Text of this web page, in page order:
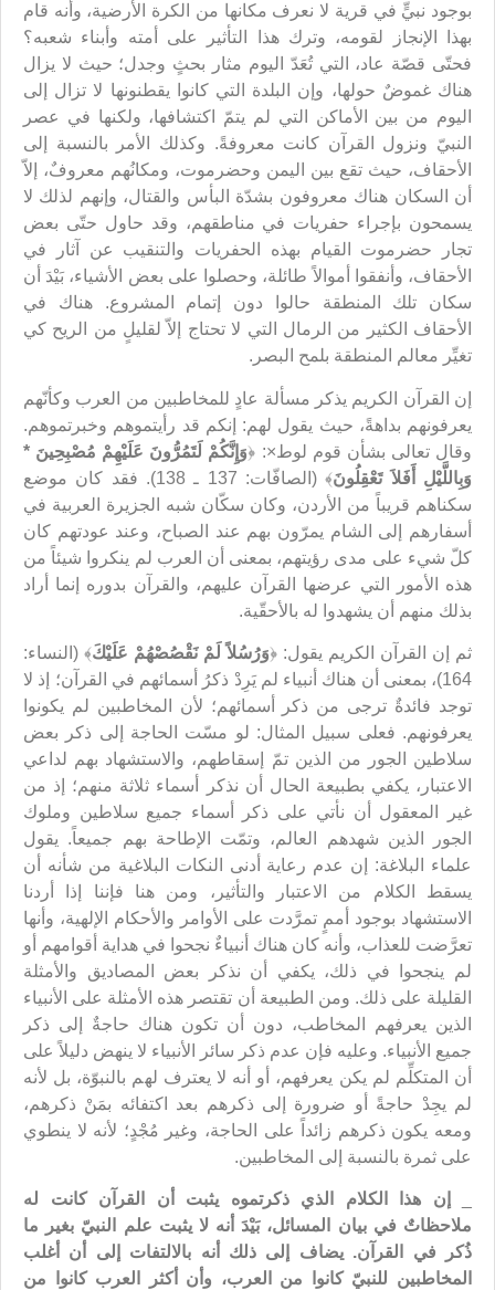
بوجود نبيٍّ في قرية لا نعرف مكانها من الكرة الأرضية، وأنه قام
بهذا الإنجاز لقومه، وترك هذا التأثير على أمته وأبناء شعبه؟
فحتّى قصّة عاد، التي تُعَدّ اليوم مثار بحثٍ وجدل؛ حيث لا يزال
هناك غموضٌ حولها، وإن البلدة التي كانوا يقطنونها لا تزال إلى
اليوم من بين الأماكن التي لم يتمّ اكتشافها، ولكنها في عصر
النبيّ ونزول القرآن كانت معروفةً. وكذلك الأمر بالنسبة إلى
الأحقاف، حيث تقع بين اليمن وحضرموت، ومكانُهم معروفٌ، إلاّ
أن السكان هناك معروفون بشدّة البأس والقتال، وإنهم لذلك لا
يسمحون بإجراء حفريات في مناطقهم، وقد حاول حتّى بعض
تجار حضرموت القيام بهذه الحفريات والتنقيب عن آثار في
الأحقاف، وأنفقوا أموالاً طائلة، وحصلوا على بعض الأشياء، بَيْدَ أن
سكان تلك المنطقة حالوا دون إتمام المشروع. هناك في
الأحقاف الكثير من الرمال التي لا تحتاج إلاّ لقليلٍ من الريح كي
تغيِّر معالم المنطقة بلمح البصر.
إن القرآن الكريم يذكر مسألة عادٍ للمخاطبين من العرب وكأنّهم
يعرفونهم بداهةً، حيث يقول لهم: إنكم قد رأيتموهم وخبرتموهم.
وقال تعالى بشأن قوم لوط×: ﴿وَإِنَّكُمْ لَتَمُرُّونَ عَلَيْهِمْ مُصْبِحِينَ *
وَبِاللَّيْلِ أَفَلاَ تَعْقِلُونَ
﴾ (الصافّات: 137 ـ 138). فقد كان موضع
سكناهم قريباً من الأردن، وكان سكّان شبه الجزيرة العربية في
أسفارهم إلى الشام يمرّون بهم عند الصباح، وعند عودتهم كان
كلّ شيء على مدى رؤيتهم، بمعنى أن العرب لم ينكروا شيئاً من
هذه الأمور التي عرضها القرآن عليهم، والقرآن بدوره إنما أراد
بذلك منهم أن يشهدوا له بالأحقّية.
ثم إن القرآن الكريم يقول: ﴿وَرُسُلاً لَمْ نَقْصُصْهُمْ عَلَيْكَ﴾ (النساء:
164)، بمعنى أن هناك أنبياء لم يَرِدْ ذكرُ أسمائهم في القرآن؛ إذ لا
توجد فائدةٌ ترجى من ذكر أسمائهم؛ لأن المخاطبين لم يكونوا
يعرفونهم. فعلى سبيل المثال: لو مسّت الحاجة إلى ذكر بعض
سلاطين الجور من الذين تمّ إسقاطهم، والاستشهاد بهم لداعي
الاعتبار، يكفي بطبيعة الحال أن نذكر أسماء ثلاثة منهم؛ إذ من
غير المعقول أن نأتي على ذكر أسماء جميع سلاطين وملوك
الجور الذين شهدهم العالم، وتمّت الإطاحة بهم جميعاً. يقول
علماء البلاغة: إن عدم رعاية أدنى النكات البلاغية من شأنه أن
يسقط الكلام من الاعتبار والتأثير، ومن هنا فإننا إذا أردنا
الاستشهاد بوجود أممٍ تمرَّدت على الأوامر والأحكام الإلهية، وأنها
تعرَّضت للعذاب، وأنه كان هناك أنبياءٌ نجحوا في هداية أقوامهم أو
لم ينجحوا في ذلك، يكفي أن نذكر بعض المصاديق والأمثلة
القليلة على ذلك. ومن الطبيعة أن تقتصر هذه الأمثلة على الأنبياء
الذين يعرفهم المخاطب، دون أن تكون هناك حاجةٌ إلى ذكر
جميع الأنبياء. وعليه فإن عدم ذكر سائر الأنبياء لا ينهض دليلاً على
أن المتكلِّم لم يكن يعرفهم، أو أنه لا يعترف لهم بالنبوّة، بل لأنه
لم يجِدْ حاجةً أو ضرورة إلى ذكرهم بعد اكتفائه بمَنْ ذكرهم،
ومعه يكون ذكرهم زائداً على الحاجة، وغير مُجْدٍ؛ لأنه لا ينطوي
على ثمرة بالنسبة إلى المخاطبين.
إن هذا الكلام الذي ذكرتموه يثبت أن القرآن كانت له
ملاحظاتٌ في بيان المسائل، بَيْدَ أنه لا يثبت علم النبيّ بغير ما
ذُكر في القرآن. يضاف إلى ذلك أنه بالالتفات إلى أن أغلب
المخاطبين للنبيّ كانوا من العرب، وأن أكثر العرب كانوا من